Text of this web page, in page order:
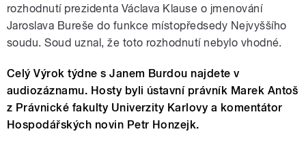
rozhodnutí prezidenta Václava Klause o jmenování
Jaroslava Bureše do funkce místopředsedy Nejvyššího
soudu. Soud uznal, že toto rozhodnutí nebylo vhodné.
Celý Výrok týdne s Janem Burdou najdete v
audiozáznamu. Hosty byli ústavní právník Marek Antoš
z Právnické fakulty Univerzity Karlovy a komentátor
Hospodářských novin Petr Honzejk.